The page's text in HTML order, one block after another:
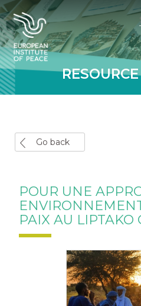
Go back
POUR UNE
PAIX AU LIPTAKO